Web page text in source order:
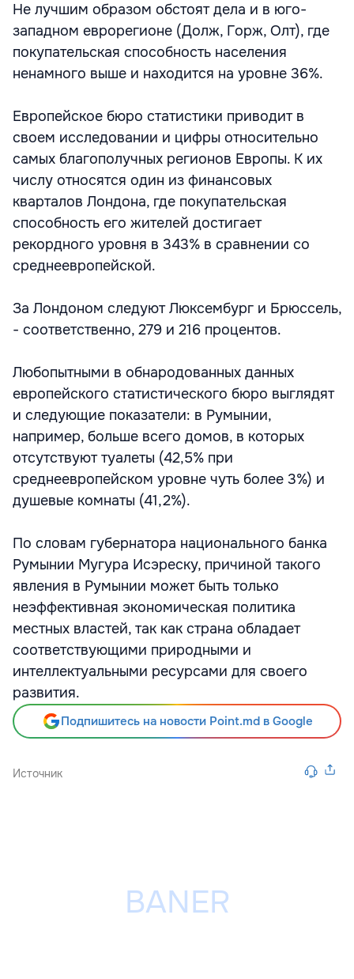
Не лучшим образом обстоят дела и в юго-
западном еврорегионе (Долж, Горж, Олт), где
покупательская способность населения
ненамного выше и находится на уровне 36%.
Европейское бюро статистики приводит в
своем исследовании и цифры относительно
самых благополучных регионов Европы. К их
числу относятся один из финансовых
кварталов Лондона, где покупательская
способность его жителей достигает
рекордного уровня в 343% в сравнении со
среднеевропейской.
За Лондоном следуют Люксембург и Брюссель,
- соответственно, 279 и 216 процентов.
Любопытными в обнародованных данных
европейского статистического бюро выглядят
и следующие показатели: в Румынии,
например, больше всего домов, в которых
отсутствуют туалеты (42,5% при
среднеевропейском уровне чуть более 3%) и
душевые комнаты (41,2%).
По словам губернатора национального банка
Румынии Мугура Исэреску, причиной такого
явления в Румынии может быть только
неэффективная экономическая политика
местных властей, так как страна обладает
соответствующими природными и
интеллектуальными ресурсами для своего
развития.
Подпишитесь на новости Point.md в Google
Источник